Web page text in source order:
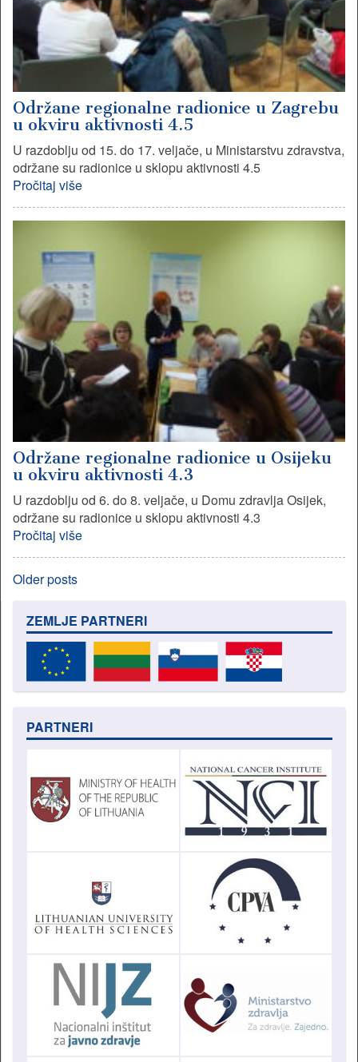
Održane regionalne radionice u Zagrebu
u okviru aktivnosti 4.5
U razdoblju od 15. do 17. veljače, u Ministarstvu zdravstva,
održane su radionice u sklopu aktivnosti 4.5
Pročitaj više
Održane regionalne radionice u Osijeku
u okviru aktivnosti 4.3
U razdoblju od 6. do 8. veljače, u Domu zdravlja Osijek,
održane su radionice u sklopu aktivnosti 4.3
Pročitaj više
Older posts
ZEMLJE PARTNERI
PARTNERI